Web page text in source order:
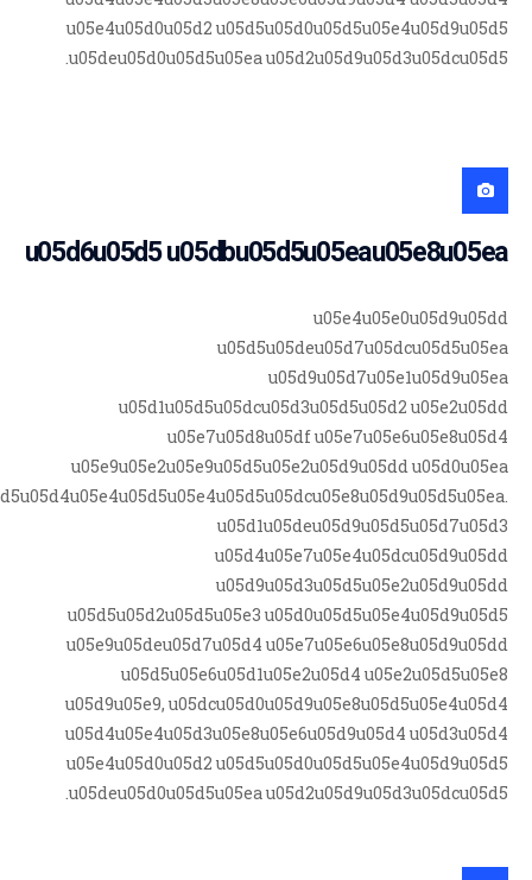
u05e4u05d0u05d2 u05d5u05d0u05d5u05e4u05d9u05d5
u05deu05d0u05d5u05ea u05d2u05d9u05d3u05dcu05d5.
u05d6u05d5 u05dbu05d5u05eau05e8u05ea
u05e4u05e0u05d9u05dd
u05d5u05deu05d7u05dcu05d5u05ea
u05d9u05d7u05e1u05d9u05ea
u05d1u05d5u05dcu05d3u05d5u05d2 u05e2u05dd
u05e7u05d8u05df u05e7u05e6u05e8u05d4
u05e9u05e2u05e9u05d5u05e2u05d9u05dd u05d0u05ea
u05d1u05deu05d9u05d5u05d7u05d3
u05d4u05e7u05e4u05dcu05d9u05dd
u05d9u05d3u05d5u05e2u05d9u05dd
u05d5u05d2u05d5u05e3 u05d0u05d5u05e4u05d9u05d5
u05e9u05deu05d7u05d4 u05e7u05e6u05e8u05d9u05dd
u05d5u05e6u05d1u05e2u05d4 u05e2u05d5u05e8
u05d9u05e9, u05dcu05d0u05d9u05e8u05d5u05e4u05d4
u05d4u05e4u05d3u05e8u05e6u05d9u05d4 u05d3u05d4
u05e4u05d0u05d2 u05d5u05d0u05d5u05e4u05d9u05d5
u05deu05d0u05d5u05ea u05d2u05d9u05d3u05dcu05d5.